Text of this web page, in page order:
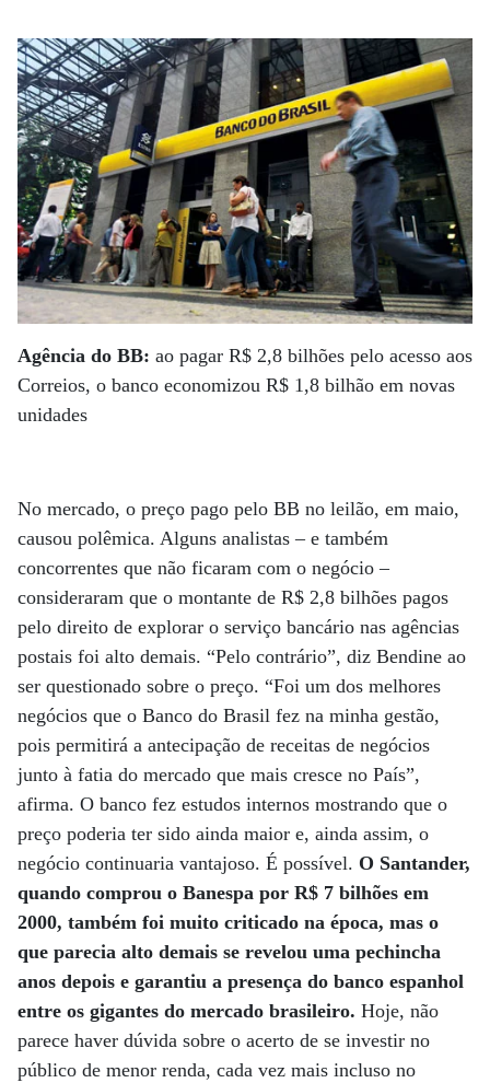
Agência do BB: ao pagar R$ 2,8 bilhões pelo acesso aos
Correios, o banco economizou R$ 1,8 bilhão em novas
unidades
No mercado, o preço pago pelo BB no leilão, em maio,
causou polêmica. Alguns analistas – e também
concorrentes que não ficaram com o negócio –
consideraram que o montante de R$ 2,8 bilhões pagos
pelo direito de explorar o serviço bancário nas agências
postais foi alto demais. “Pelo contrário”, diz Bendine ao
ser questionado sobre o preço. “Foi um dos melhores
negócios que o Banco do Brasil fez na minha gestão,
pois permitirá a antecipação de receitas de negócios
junto à fatia do mercado que mais cresce no País”,
afirma. O banco fez estudos internos mostrando que o
preço poderia ter sido ainda maior e, ainda assim, o
negócio continuaria vantajoso. É possível. O Santander,
quando comprou o Banespa por R$ 7 bilhões em
2000, também foi muito criticado na época, mas o
que parecia alto demais se revelou uma pechincha
anos depois e garantiu a presença do banco espanhol
entre os gigantes do mercado brasileiro. Hoje, não
parece haver dúvida sobre o acerto de se investir no
público de menor renda, cada vez mais incluso no